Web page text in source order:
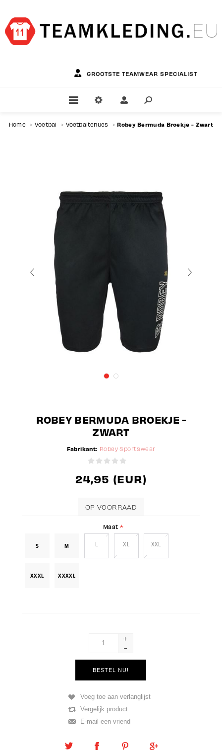
GROOTSTE TEAMWEAR SPECIALIST
Home > Voetbal > Voetbaltenues > Robey Bermuda Broekje - Zwart
ROBEY BERMUDA BROEKJE -
ZWART
Fabrikant: Robey Sportswear
24,95 (EUR)
OP VOORRAAD
Maat *
S M L XL XXL
XXXL XXXXL
+
-